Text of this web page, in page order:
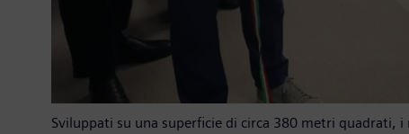
Sviluppati su una superficie di circa 380 metri quadrati,